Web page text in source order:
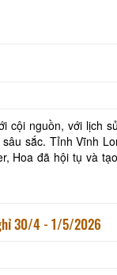
cội nguồn, với lịch
sắc. Tỉnh Vĩnh
Hoa đã hội tụ và
30/4 - 1/5/2026
Khách Sạn Minh